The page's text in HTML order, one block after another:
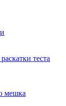
теста
мешка